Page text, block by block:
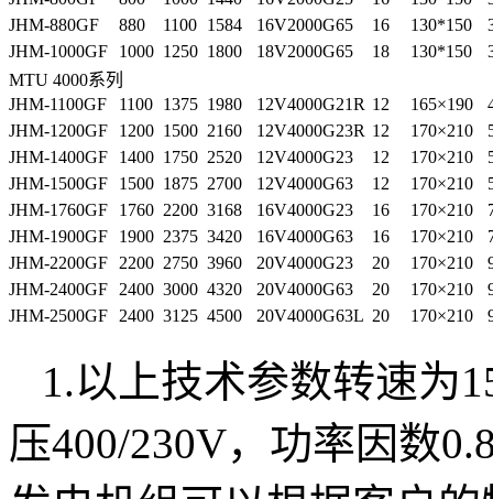
JHM-880GF
880 1100 1584 16V2000G65 16 130*150
JHM-1000GF
1000 1250 1800 18V2000G65 18 130*150
MTU 4000系列
JHM-1100GF
1100 1375 1980 12V4000G21R 12 165×190
JHM-1200GF
1200 1500 2160 12V4000G23R 12 170×210
JHM-1400GF
1400 1750 2520 12V4000G23 12 170×210
JHM-1500GF
1500 1875 2700 12V4000G63 12 170×210
JHM-1760GF
1760 2200 3168 16V4000G23 16 170×210
JHM-1900GF
1900 2375 3420 16V4000G63 16 170×210
JHM-2200GF
2200 2750 3960 20V4000G23 20 170×210
JHM-2400GF
2400 3000 4320 20V4000G63 20 170×210
JHM-2500GF
2400 3125 4500 20V4000G63L 20 170×210
1.以上技术参数转速为
压400/230V，功率因数